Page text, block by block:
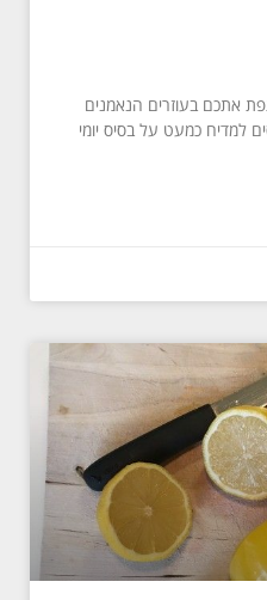
אתכם בעוזרים הנאמנים
למדיח כמעט על בסיס יומי